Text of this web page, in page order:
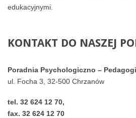
edukacyjnymi.
KONTAKT DO NASZEJ
Poradnia Psychologiczno –
ul. Focha 3, 32-500 Chrzanów
tel. 32 624 12 70,
fax. 32 624 12 70